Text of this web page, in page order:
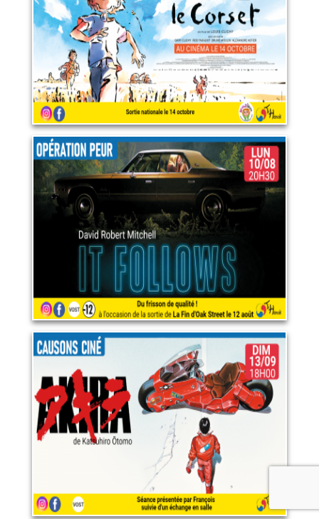
LIRE PLUS
Opération peur : "It follows"
10 août 2026
LIRE PLUS
Akira
13 septembre 2026
LIRE PLUS